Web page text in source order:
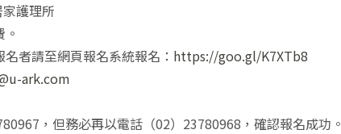
護理所
者請至網頁報名系統報名： https://goo.gl/K7XTb8
ark.com
，但務必再以電話（02）23780968，確認報名成功。